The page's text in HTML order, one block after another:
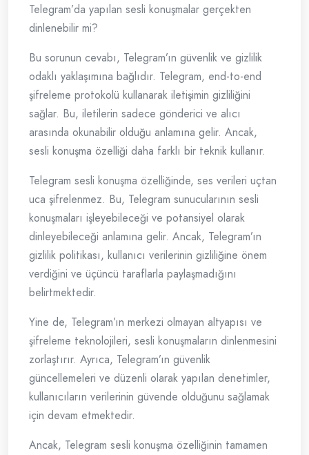
Telegram’da yapılan sesli konuşmalar gerçekten
dinlenebilir mi?
Bu sorunun cevabı, Telegram’ın güvenlik ve gizlilik
odaklı yaklaşımına bağlıdır. Telegram, end-to-end
şifreleme protokolü kullanarak iletişimin gizliliğini
sağlar. Bu, iletilerin sadece gönderici ve alıcı
arasında okunabilir olduğu anlamına gelir. Ancak,
sesli konuşma özelliği daha farklı bir teknik kullanır.
Telegram sesli konuşma özelliğinde, ses verileri uçtan
uca şifrelenmez. Bu, Telegram sunucularının sesli
konuşmaları işleyebileceği ve potansiyel olarak
dinleyebileceği anlamına gelir. Ancak, Telegram’ın
gizlilik politikası, kullanıcı verilerinin gizliliğine önem
verdiğini ve üçüncü taraflarla paylaşmadığını
belirtmektedir.
Yine de, Telegram’ın merkezi olmayan altyapısı ve
şifreleme teknolojileri, sesli konuşmaların dinlenmesini
zorlaştırır. Ayrıca, Telegram’ın güvenlik
güncellemeleri ve düzenli olarak yapılan denetimler,
kullanıcıların verilerinin güvende olduğunu sağlamak
için devam etmektedir.
Ancak, Telegram sesli konuşma özelliğinin tamamen